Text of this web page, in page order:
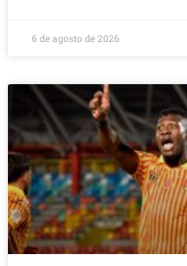
6 de agosto de 2026